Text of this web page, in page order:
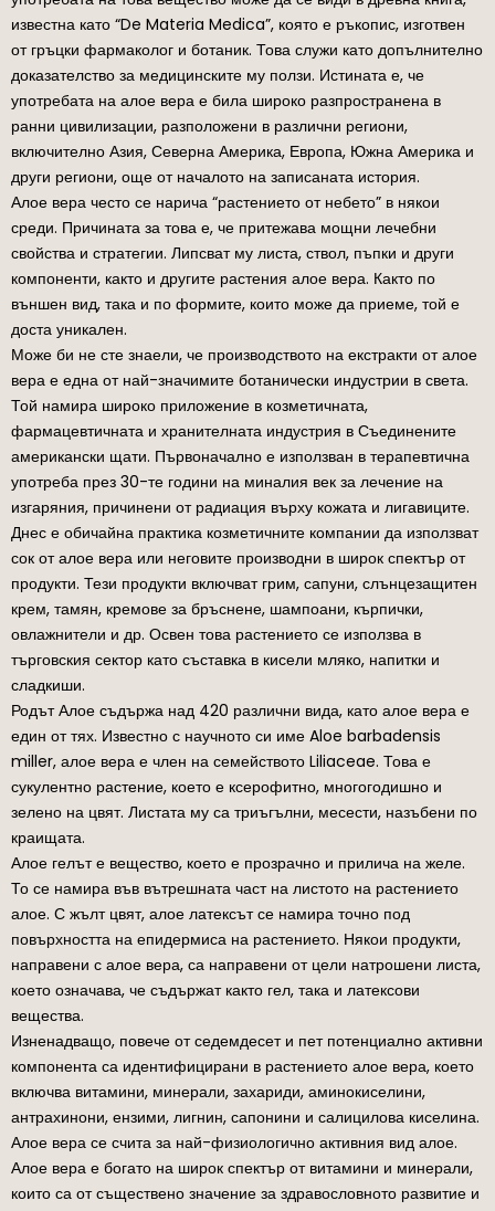
известна като “De Materia Medica”, която е ръкопис, изготвен
от гръцки фармаколог и ботаник. Това служи като допълнително
доказателство за медицинските му ползи. Истината е, че
употребата на алое вера е била широко разпространена в
ранни цивилизации, разположени в различни региони,
включително Азия, Северна Америка, Европа, Южна Америка и
други региони, още от началото на записаната история.
Алое вера често се нарича “растението от небето” в някои
среди. Причината за това е, че притежава мощни лечебни
свойства и стратегии. Липсват му листа, ствол, пъпки и други
компоненти, както и другите растения алое вера. Както по
външен вид, така и по формите, които може да приеме, той е
доста уникален.
Може би не сте знаели, че производството на екстракти от алое
вера е една от най-значимите ботанически индустрии в света.
Той намира широко приложение в козметичната,
фармацевтичната и хранителната индустрия в Съединените
американски щати. Първоначално е използван в терапевтична
употреба през 30-те години на миналия век за лечение на
изгаряния, причинени от радиация върху кожата и лигавиците.
Днес е обичайна практика козметичните компании да използват
сок от алое вера или неговите производни в широк спектър от
продукти. Тези продукти включват грим, сапуни, слънцезащитен
крем, тамян, кремове за бръснене, шампоани, кърпички,
овлажнители и др. Освен това растението се използва в
търговския сектор като съставка в кисели мляко, напитки и
сладкиши.
Родът Алое съдържа над 420 различни вида, като алое вера е
един от тях. Известно с научното си име Aloe barbadensis
miller, алое вера е член на семейството Liliaceae. Това е
сукулентно растение, което е ксерофитно, многогодишно и
зелено на цвят. Листата му са триъгълни, месести, назъбени по
краищата.
Алое гелът е вещество, което е прозрачно и прилича на желе.
То се намира във вътрешната част на листото на растението
алое. С жълт цвят, алое латексът се намира точно под
повърхността на епидермиса на растението. Някои продукти,
направени с алое вера, са направени от цели натрошени листа,
което означава, че съдържат както гел, така и латексови
вещества.
Изненадващо, повече от седемдесет и пет потенциално активни
компонента са идентифицирани в растението алое вера, което
включва витамини, минерали, захариди, аминокиселини,
антрахинони, ензими, лигнин, сапонини и салицилова киселина.
Алое вера се счита за най-физиологично активния вид алое.
Алое вера е богато на широк спектър от витамини и минерали,
които са от съществено значение за здравословното развитие и